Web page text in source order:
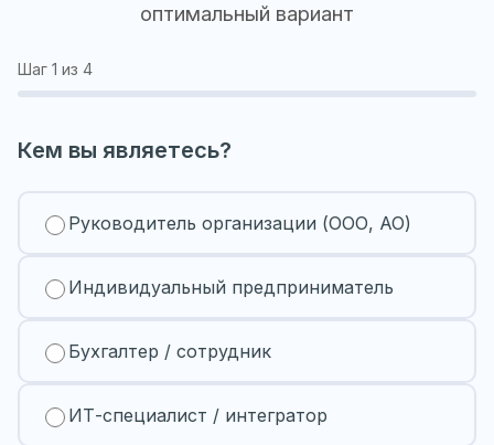
оптимальный вариант
Шаг 1 из 4
Кем вы являетесь?
Руководитель организации (ООО, АО)
Индивидуальный предприниматель
Бухгалтер / сотрудник
ИТ-специалист / интегратор